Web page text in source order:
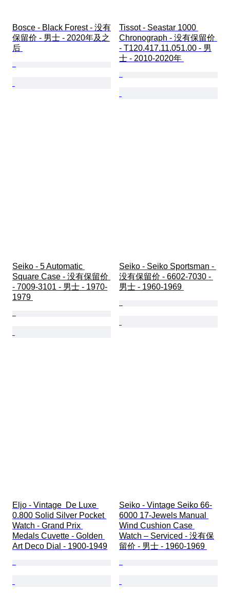
Bosce - Black Forest - 没有
保留价 - 男士 - 2020年及之
后
Tissot - Seastar 1000
Chronograph - 没有保留价
- T120.417.11.051.00 - 男
士 - 2010-2020年
Seiko - 5 Automatic
Square Case - 没有保留价
- 7009-3101 - 男士 - 1970-
1979
Seiko - Seiko Sportsman -
没有保留价 - 6602-7030 -
男士 - 1960-1969
Eljo - Vintage  De Luxe
0.800 Solid Silver Pocket
Watch - Grand Prix
Medals Cuvette - Golden
Art Deco Dial - 1900-1949
Seiko - Vintage Seiko 66-
6000 17-Jewels Manual
Wind Cushion Case
Watch – Serviced - 没有保
留价 - 男士 - 1960-1969